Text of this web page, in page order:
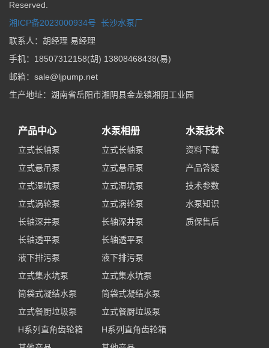
Reserved.
湘ICP备2023000934号 长沙水泵厂
联系人：胡经理 易经理
手机：18507312158(胡) 13808468438(易)
邮箱：sale@ljpump.net
生产地址：湖南省岳阳市湘阴县金龙镇湘阴工业园
产品中心
立式长轴泵
立式悬吊泵
立式湿坑泵
立式涡轮泵
长轴深井泵
长轴透平泵
液下排污泵
立式集水坑泵
筒袋式凝结水泵
立式餐厨垃圾泵
H系列直角齿轮箱
水泵相册
立式长轴泵
立式悬吊泵
立式湿坑泵
立式涡轮泵
长轴深井泵
长轴透平泵
液下排污泵
立式集水坑泵
筒袋式凝结水泵
立式餐厨垃圾泵
H系列直角齿轮箱
水泵技术
资料下载
产品答疑
技术参数
水泵知识
质保售后